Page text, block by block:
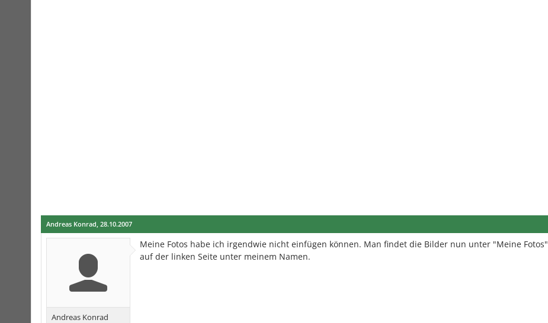
Andreas Konrad, 28.10.2007
Andreas Konrad
Meine Fotos habe ich irgendwie nicht einfügen können. Man findet die Bilder nun unter "Meine Fotos"
auf der linken Seite unter meinem Namen.